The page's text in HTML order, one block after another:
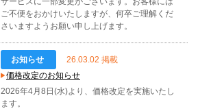
ご不便をおかけいたしますが、何卒ご理解くだ
さいますようお願い申し上げます。
お知らせ
26.03.02 掲載
価格改定のお知らせ
2026年4月8日(水)より、価格改定を実施いたし
ます。